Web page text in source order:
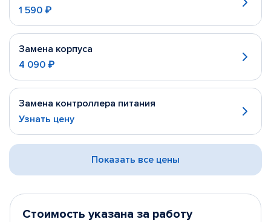
1 590 ₽
Замена корпуса
4 090 ₽
Замена контроллера питания
Узнать цену
Показать все цены
Стоимость указана за работу